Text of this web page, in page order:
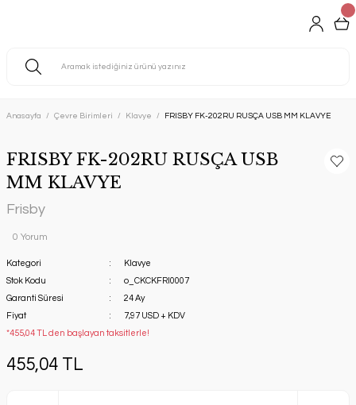
Anasayfa Çevre Birimleri Klavye FRISBY FK-202RU RUSÇA USB MM KLAVYE
FRISBY FK-202RU RUSÇA USB
MM KLAVYE
Frisby
0 Yorum
Kategori
Klavye
Stok Kodu
o_CKCKFRI0007
Garanti Süresi
24 Ay
Fiyat
7,97 USD + KDV
*455,04 TL den başlayan taksitlerle!
455,04 TL